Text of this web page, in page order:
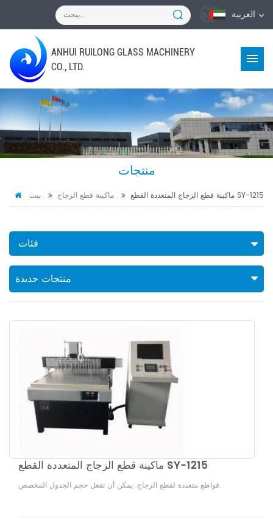
العربية
ANHUI RUILONG GLASS MACHINERY
CO., LTD.
منتجات
بيت ماكينة قطع الزجاج ماكينة قطع الزجاج المتعددة القطع SY-1215
فئات
منتجات جديدة
ماكينة قطع الزجاج المتعددة القطع SY-1215
قواطع متعددة لقطع الزجاج. يمكن أن تفعل حجم الجدول المخصص.